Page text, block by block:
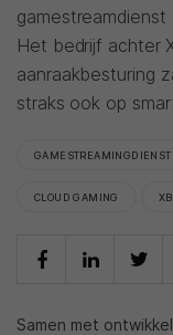
gamestreamdienst
Het bedrijf achter
aanraakbesturing
straks ook op
GAMESTREAMINGDIENST
CLOUD GAMING
Samen met